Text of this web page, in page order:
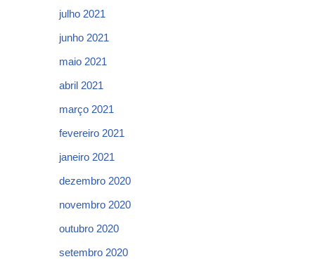
julho 2021
junho 2021
maio 2021
abril 2021
março 2021
fevereiro 2021
janeiro 2021
dezembro 2020
novembro 2020
outubro 2020
setembro 2020